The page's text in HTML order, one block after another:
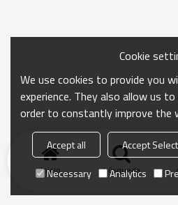
Inicio búsqueda
Cookie
We use cookies to provide you
experience. They also allow us
order to constantly improve the
Accept all Accept
Necessary
Analytics